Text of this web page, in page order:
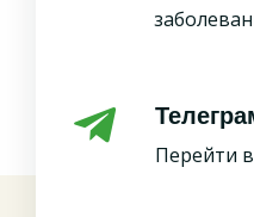
Перейти